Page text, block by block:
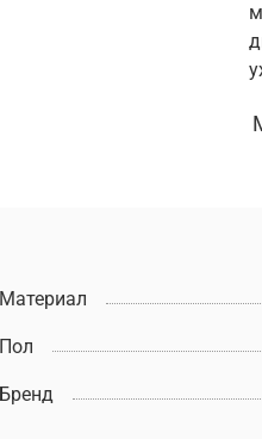
Материал
Пол
Бренд